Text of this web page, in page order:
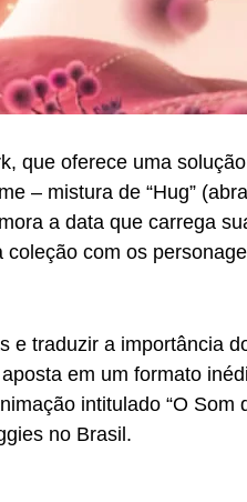
que oferece uma
– mistura de “Hug”
a data que carrega
com os
e traduzir a importância
em um formato
intitulado “O Som
no Brasil.